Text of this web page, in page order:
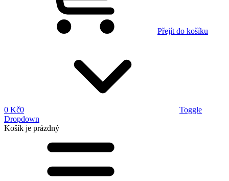
Přejít do košíku
0 Kč0
Toggle
Dropdown
Košík je prázdný